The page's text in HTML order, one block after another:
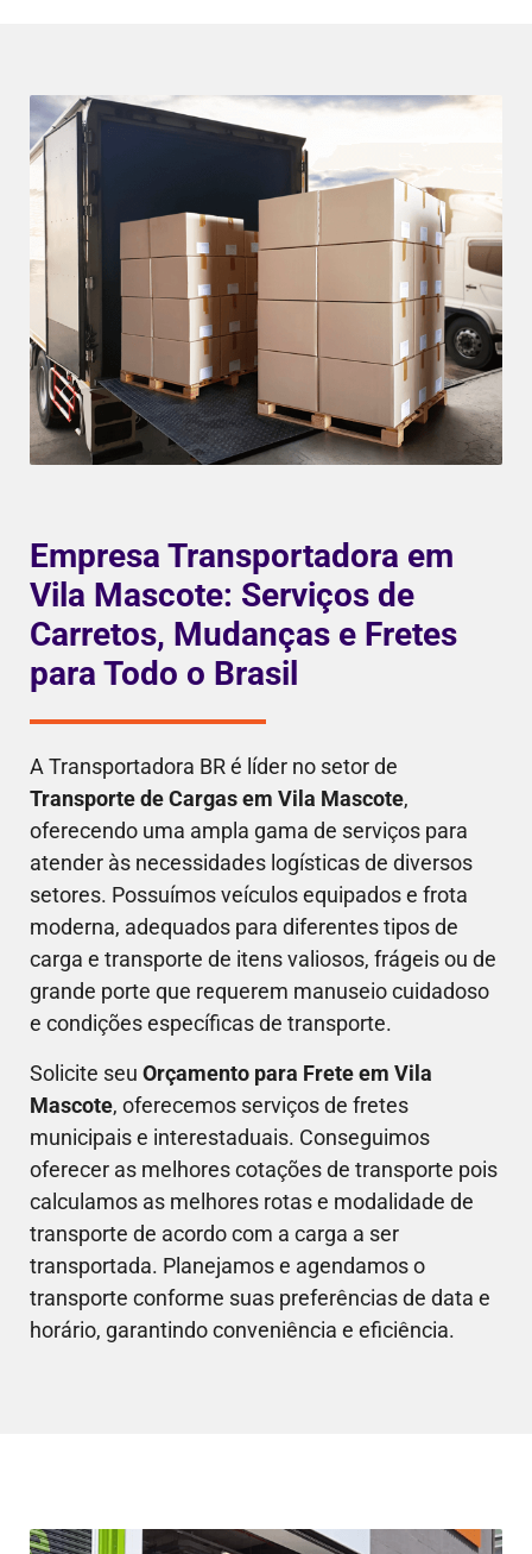
Empresa Transportadora em
Vila Mascote: Serviços de
Carretos, Mudanças e Fretes
para Todo o Brasil
A Transportadora BR é líder no setor de
Transporte de Cargas em Vila Mascote,
oferecendo uma ampla gama de serviços para
atender às necessidades logísticas de diversos
setores. Possuímos veículos equipados e frota
moderna, adequados para diferentes tipos de
carga e transporte de itens valiosos, frágeis ou de
grande porte que requerem manuseio cuidadoso
e condições específicas de transporte.
Solicite seu Orçamento para Frete em Vila
Mascote, oferecemos serviços de fretes
municipais e interestaduais. Conseguimos
oferecer as melhores cotações de transporte pois
calculamos as melhores rotas e modalidade de
transporte de acordo com a carga a ser
transportada. Planejamos e agendamos o
transporte conforme suas preferências de data e
horário, garantindo conveniência e eficiência.